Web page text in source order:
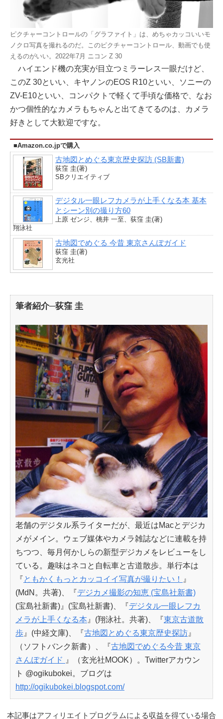
ピクチャーコントロールの「グラファイト」は、めちゃカッコいいモ
ノクロ写真を撮れるのだ。このピクチャーコントロール、動画でも使
えるのがいい。2022年7月 ニコン Z 30
ハイエンド機の充実が目立つミラーレス一眼だけど、
このZ 30といい、キヤノンのEOS R10といい、ソニーの
ZV-E10といい、コンパクトで軽くて手頃な価格で、なお
かつ個性的なカメラもちゃんと出てきてるのは、カメラ
好きとして大歓迎ですな。
■Amazon.co.jpで購入
古地図とめぐる東京歴史探訪 (SB新書)
荻窪 圭(著)
SBクリエイティブ
デジタル一眼レフカメラが上手くなる本 基本
とシーン別の撮り方60
上原 ゼンジ、桃井 一至、荻窪 圭(著)
翔泳社
古地図でめぐる 今昔 東京さんぽガイド
荻窪 圭(著)
玄光社
筆者紹介─荻窪 圭
老舗のデジタル系ライターだが、最近はMacとデジカ
メがメイン。ウェブ媒体やカメラ雑誌などに連載を持
ちつつ、毎月何かしらの新型デジカメをレビューをし
ている。趣味はネコと自転車と古道散歩。単行本は
『ともかくもっとカッコイイ写真が撮りたい！
』
(MdN。共著)、『デジカメ撮影の知恵 (宝島社新書)
(宝島社新書)』(宝島社新書)、『デジタル一眼レフカ
メラが上手くなる本 』(翔泳社。共著)、『東京古道散
歩 』(中経文庫)、『古地図とめぐる東京歴史探訪 』
（ソフトバンク新書）、『古地図でめぐる今昔 東京
さんぽガイド 』（玄光社MOOK）。Twitterアカウン
ト @ogikubokei。ブログは
http://ogikubokei.blogspot.com/
本記事はアフィリエイトプログラムによる収益を得ている場合